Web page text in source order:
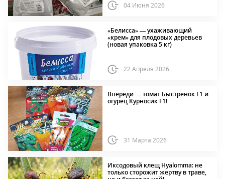
04 Июня 2026
«Белисса» — ухаживающий
«крем» для плодовых деревьев
(новая упаковка 5 кг)
22 Апреля 2026
Впереди — томат Быстренок F1 и
огурец Курносик F1!
31 Марта 2026
Иксодовый клещ Hyalomma: не
только сторожит жертву в траве,